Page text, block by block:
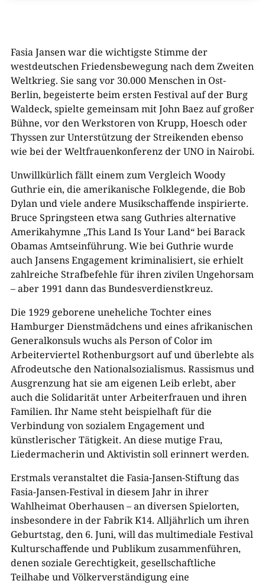
Fasia Jansen war die wichtigste Stimme der
westdeutschen Friedensbewegung nach dem Zweiten
Weltkrieg. Sie sang vor 30.000 Menschen in Ost-
Berlin, begeisterte beim ersten Festival auf der Burg
Waldeck, spielte gemeinsam mit John Baez auf großer
Bühne, vor den Werkstoren von Krupp, Hoesch oder
Thyssen zur Unterstützung der Streikenden ebenso
wie bei der Weltfrauenkonferenz der UNO in Nairobi.
Unwillkürlich fällt einem zum Vergleich Woody
Guthrie ein, die amerikanische Folklegende, die Bob
Dylan und viele andere Musikschaffende inspirierte.
Bruce Springsteen etwa sang Guthries alternative
Amerikahymne „This Land Is Your Land“ bei Barack
Obamas Amtseinführung. Wie bei Guthrie wurde
auch Jansens Engagement kriminalisiert, sie erhielt
zahlreiche Strafbefehle für ihren zivilen Ungehorsam
– aber 1991 dann das Bundesverdienstkreuz.
Die 1929 geborene uneheliche Tochter eines
Hamburger Dienstmädchens und eines afrikanischen
Generalkonsuls wuchs als Person of Color im
Arbeiterviertel Rothenburgsort auf und überlebte als
Afrodeutsche den Nationalsozialismus. Rassismus und
Ausgrenzung hat sie am eigenen Leib erlebt, aber
auch die Solidarität unter Arbeiterfrauen und ihren
Familien. Ihr Name steht beispielhaft für die
Verbindung von sozialem Engagement und
künstlerischer Tätigkeit. An diese mutige Frau,
Liedermacherin und Aktivistin soll erinnert werden.
Erstmals veranstaltet die Fasia-Jansen-Stiftung das
Fasia-Jansen-Festival in diesem Jahr in ihrer
Wahlheimat Oberhausen – an diversen Spielorten,
insbesondere in der Fabrik K14. Alljährlich um ihren
Geburtstag, den 6. Juni, will das multimediale Festival
Kulturschaffende und Publikum zusammenführen,
denen soziale Gerechtigkeit, gesellschaftliche
Teilhabe und Völkerverständigung eine